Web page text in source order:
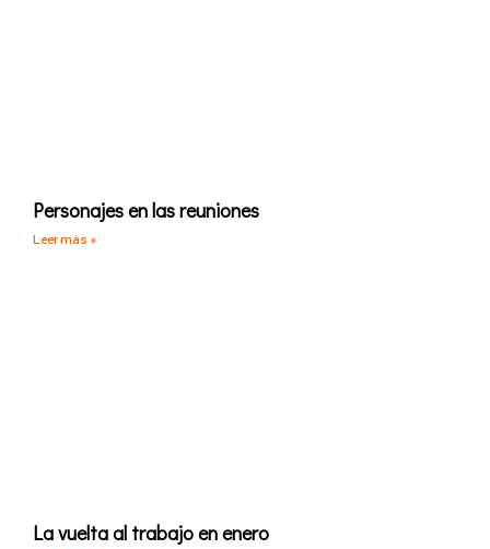
Personajes en las reuniones
Leer más »
La vuelta al trabajo en enero